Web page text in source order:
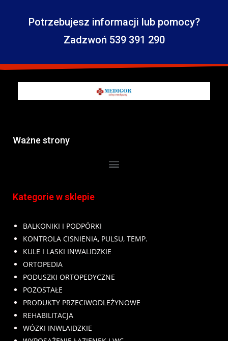
Potrzebujesz informacji lub pomocy?
Zadzwoń 539 391 290
Ważne strony
Kategorie w sklepie
BALKONIKI I PODPÓRKI
KONTROLA CISNIENIA, PULSU, TEMP.
KULE I LASKI INWALIDZKIE
ORTOPEDIA
PODUSZKI ORTOPEDYCZNE
POZOSTAŁE
PRODUKTY PRZECIWODLEŻYNOWE
REHABILITACJA
WÓZKI INWLAIDZKIE